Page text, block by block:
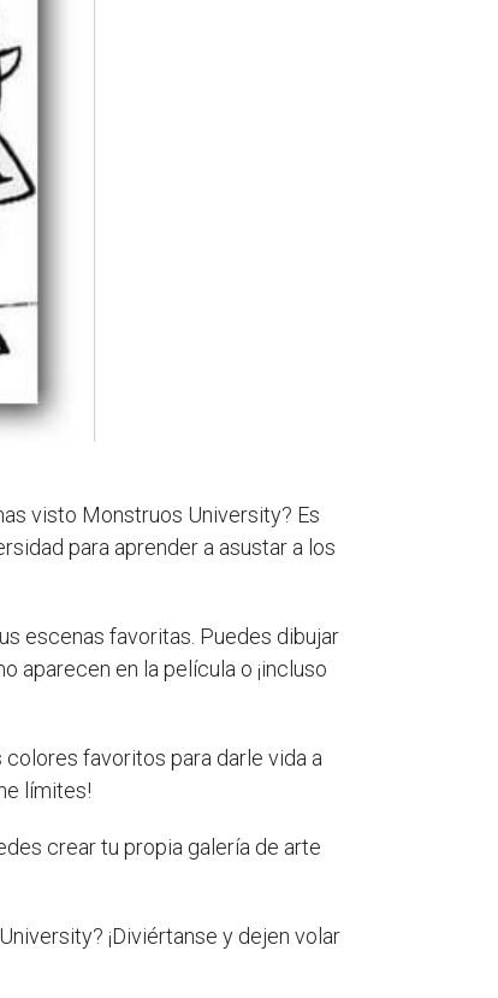
visto Monstruos University? Es
para aprender a asustar a los
escenas favoritas. Puedes dibujar
aparecen en la película o ¡incluso
favoritos para darle vida a
límites!
crear tu propia galería de arte
¡Diviértanse y dejen volar